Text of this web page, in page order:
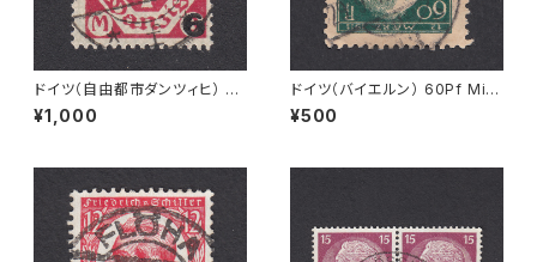
ドイツ（自由都市ダンツィヒ） 6
Ｍ Mi#106 使用済み切手｜ZO
PPOT 21.10.1922
¥1,000
ドイツ（バイエルン） 60Pf Mi#
84 II 使用済み切手｜MÜNCH
EN 29.9.1913
¥500